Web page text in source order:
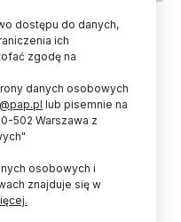
przez
glebie nanoplastik
- sałata
z gleby,
owadom, a te -
sugerują
się, że masowo
dostępu do danych,
ich
zgodę na
danych osobowych
lub pisemnie na
502 Warszawa z
osobowych i
znajduje się w